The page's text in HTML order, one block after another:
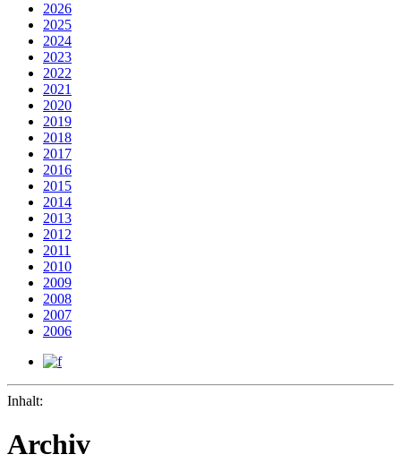
2026
2025
2024
2023
2022
2021
2020
2019
2018
2017
2016
2015
2014
2013
2012
2011
2010
2009
2008
2007
2006
Inhalt:
Archiv